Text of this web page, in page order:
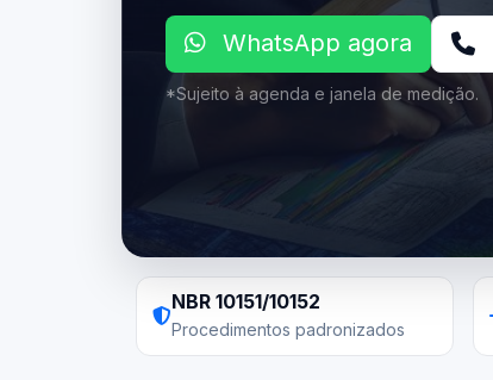
WhatsApp agora
*Sujeito à agenda e janela de medição.
NBR 10151/10152
Procedimentos padronizados